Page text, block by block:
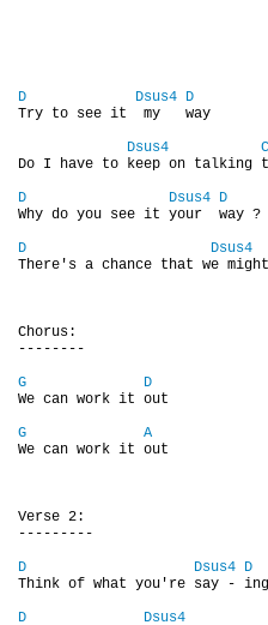
NAHRÁVACÍ FREKVENCE
JOHN LENNON - SINGLY
JOHN LENNON - ALBA
JOHN LENNON - KONCERTY
PAUL MCCARTNEY - SINGLY III
D Dsus4 D
Try to see it  my   way
Dsus4
C
Do I have to keep on
D
Dsus4 D
Why do you see it your  way
D
Dsus4
There's a chance that we
Chorus:
--------
G
D
We can work it out
G
A
We can work it out
Verse 2:
---------
D
Dsus4 D
Think of what you're say - ing
D
Dsus4